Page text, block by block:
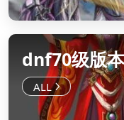
dnf70级版